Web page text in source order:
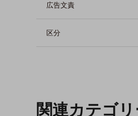
広告文責
区分
関連カテゴ